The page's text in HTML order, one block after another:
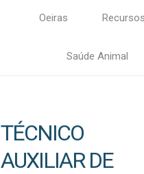
Oeiras
Saúde Animal
TÉCNICO
AUXILIAR DE